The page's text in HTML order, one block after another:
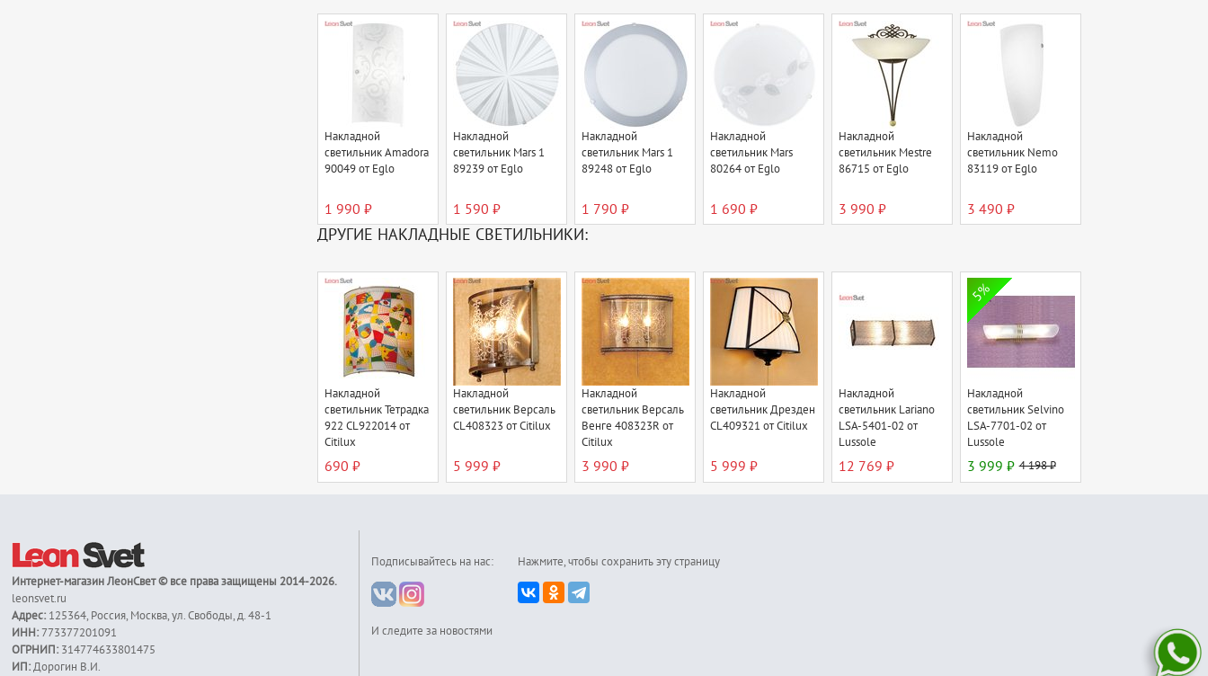
Накладной
светильник Amadora
90049 от Eglo
1 990 ₽
Накладной
светильник Mars 1
89239 от Eglo
1 590 ₽
Накладной
светильник Mars 1
89248 от Eglo
1 790 ₽
Накладной
светильник Mars
80264 от Eglo
1 690 ₽
Накладной
светильник Mestre
86715 от Eglo
3 990 ₽
Накладной
светильник Nemo
83119 от Eglo
3 490 ₽
ДРУГИЕ НАКЛАДНЫЕ СВЕТИЛЬНИКИ:
Накладной
светильник Тетрадка
922 CL922014 от
Citilux
690 ₽
Накладной
светильник Версаль
CL408323 от Citilux
5 999 ₽
Накладной
светильник Версаль
Венге 408323R от
Citilux
3 990 ₽
Накладной
светильник Дрезден
CL409321 от Citilux
5 999 ₽
Накладной
светильник Lariano
LSA-5401-02 от
Lussole
12 769 ₽
5%
Накладной
светильник Selvino
LSA-7701-02 от
Lussole
3 999 ₽ 4 198 ₽
Интернет-магазинЛеонСвет© все права защищены 2014-2026.
leonsvet.ru
Адрес: 125364, Россия, Москва,ул. Свободы, д. 48-1
ИНН:773377201091
ОГРНИП: 314774633801475
ИП:Дорогин В.И.
Подписывайтесь на нас:
И следите за новостями
Нажмите, чтобы сохранить эту страницу